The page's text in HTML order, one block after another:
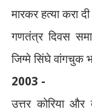
मारकर हत्या करा
गणतंत्र दिवस
जिग्मे सिंघे वांगचुक
2003 -
उत्तर कोरिया और